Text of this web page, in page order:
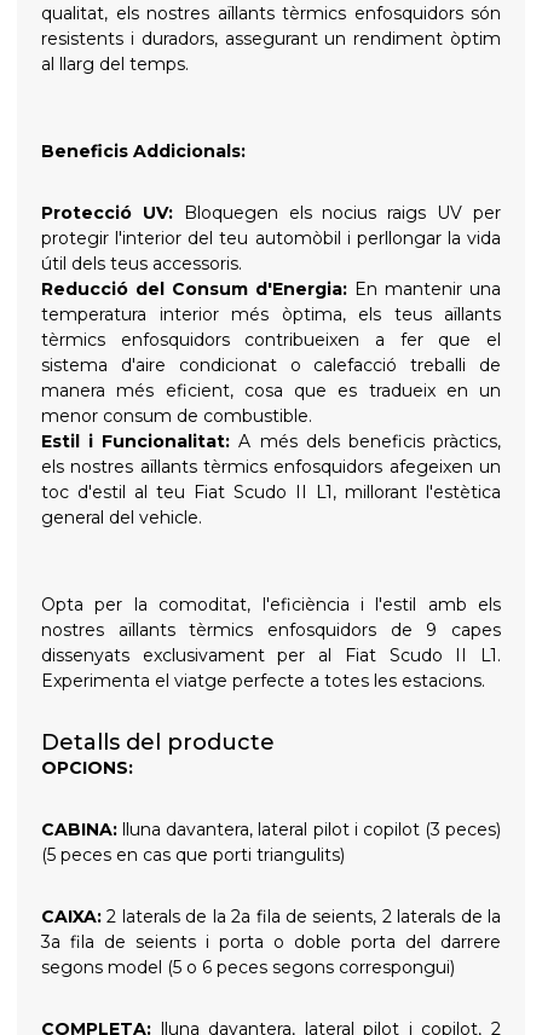
qualitat, els nostres aïllants tèrmics enfosquidors són
resistents i duradors, assegurant un rendiment òptim
al llarg del temps.
Beneficis Addicionals:
Protecció UV:Bloquegen els nocius raigs UV per
protegir l'interior del teu automòbil i perllongar la vida
útil dels teus accessoris.
Reducció del Consum d'Energia: En mantenir una
temperatura interior més òptima, els teus aïllants
tèrmics enfosquidors contribueixen a fer que el
sistema d'aire condicionat o calefacció treballi de
manera més eficient, cosa que es tradueix en un
menor consum de combustible.
Estil i Funcionalitat: A més dels beneficis pràctics,
els nostres aïllants tèrmics enfosquidors afegeixen un
toc d'estil al teu Fiat Scudo II L1, millorant l'estètica
general del vehicle.
Opta per la comoditat, l'eficiència i l'estil amb els
nostres aïllants tèrmics enfosquidors de 9 capes
dissenyats exclusivament per al Fiat Scudo II L1.
Experimenta el viatge perfecte a totes les estacions.
Detalls del producte
OPCIONS:
CABINA: lluna davantera, lateral pilot i copilot (3 peces)
(5 peces en cas que porti triangulits)
CAIXA: 2 laterals de la 2a fila de seients, 2 laterals de la
3a fila de seients i porta o doble porta del darrere
segons model (5 o 6 peces segons correspongui)
COMPLETA: lluna davantera, lateral pilot i copilot, 2